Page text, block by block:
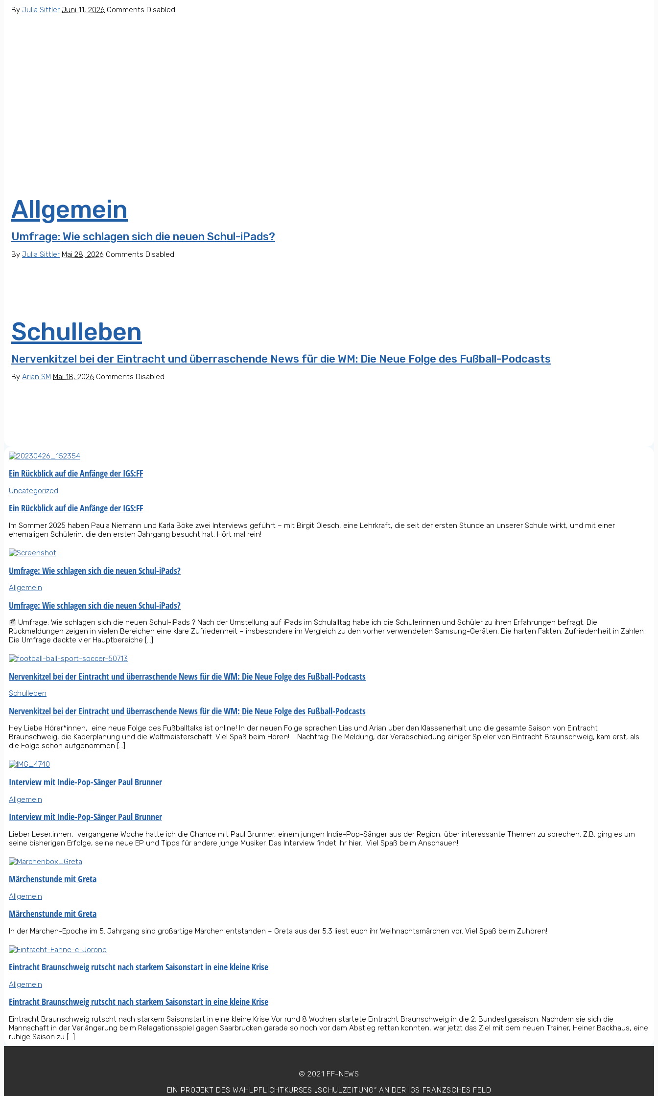
By Julia Sittler Juni 11, 2026 Comments Disabled
Allgemein
Umfrage: Wie schlagen sich die neuen Schul-iPads?
By Julia Sittler Mai 28, 2026 Comments Disabled
Schulleben
Nervenkitzel bei der Eintracht und überraschende News für die WM: Die Neue Folge des Fußball-Podcasts
By Arian SM Mai 18, 2026 Comments Disabled
Ein Rückblick auf die Anfänge der IGS:FF
Uncategorized
Ein Rückblick auf die Anfänge der IGS:FF
Im Sommer 2025 haben Paula Niemann und Karla Böke zwei Interviews geführt – mit Birgit Olesch, eine Lehrkraft, die seit der ersten Stunde an unserer Schule wirkt, und mit einer
ehemaligen Schülerin, die den ersten Jahrgang besucht hat. Hört mal rein!
Umfrage: Wie schlagen sich die neuen Schul-iPads?
Allgemein
Umfrage: Wie schlagen sich die neuen Schul-iPads?
📰 Umfrage: Wie schlagen sich die neuen Schul-iPads ? Nach der Umstellung auf iPads im Schulalltag habe ich die Schülerinnen und Schüler zu ihren Erfahrungen befragt. Die
Rückmeldungen zeigen in vielen Bereichen eine klare Zufriedenheit – insbesondere im Vergleich zu den vorher verwendeten Samsung-Geräten. Die harten Fakten: Zufriedenheit in Zahlen
Die Umfrage deckte vier Hauptbereiche […]
Nervenkitzel bei der Eintracht und überraschende News für die WM: Die Neue Folge des Fußball-Podcasts
Schulleben
Nervenkitzel bei der Eintracht und überraschende News für die WM: Die Neue Folge des Fußball-Podcasts
Hey Liebe Hörer*innen, eine neue Folge des Fußballtalks ist online! In der neuen Folge sprechen Lias und Arian über den Klassenerhalt und die gesamte Saison von Eintracht
Braunschweig, die Kaderplanung und die Weltmeisterschaft. Viel Spaß beim Hören! Nachtrag: Die Meldung, der Verabschiedung einiger Spieler von Eintracht Braunschweig, kam erst, als
die Folge schon aufgenommen […]
Interview mit Indie-Pop-Sänger Paul Brunner
Allgemein
Interview mit Indie-Pop-Sänger Paul Brunner
Lieber Leser:innen, vergangene Woche hatte ich die Chance mit Paul Brunner, einem jungen Indie-Pop-Sänger aus der Region, über interessante Themen zu sprechen. Z.B. ging es um
seine bisherigen Erfolge, seine neue EP und Tipps für andere junge Musiker. Das Interview findet ihr hier. Viel Spaß beim Anschauen!
Märchenstunde mit Greta
Allgemein
Märchenstunde mit Greta
In der Märchen-Epoche im 5. Jahrgang sind großartige Märchen entstanden – Greta aus der 5.3 liest euch ihr Weihnachtsmärchen vor. Viel Spaß beim Zuhören!
Eintracht Braunschweig rutscht nach starkem Saisonstart in eine kleine Krise
Allgemein
Eintracht Braunschweig rutscht nach starkem Saisonstart in eine kleine Krise
Eintracht Braunschweig rutscht nach starkem Saisonstart in eine kleine Krise Vor rund 8 Wochen startete Eintracht Braunschweig in die 2. Bundesligasaison. Nachdem sie sich die
Mannschaft in der Verlängerung beim Relegationsspiel gegen Saarbrücken gerade so noch vor dem Abstieg retten konnten, war jetzt das Ziel mit dem neuen Trainer, Heiner Backhaus, eine
ruhige Saison zu […]
© 2021 FF-NEWS
EIN PROJEKT DES WAHLPFLICHTKURSES „SCHULZEITUNG“ AN DER IGS FRANZSCHES FELD